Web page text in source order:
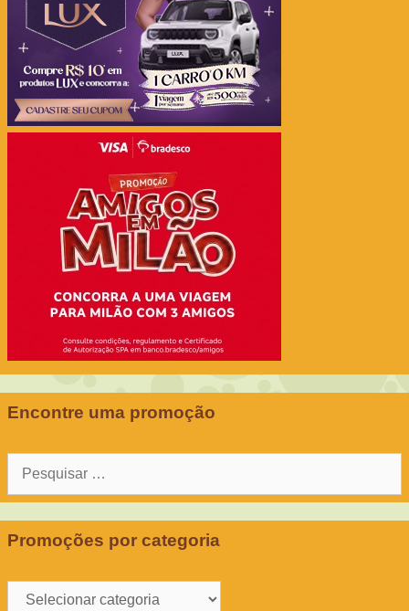
Encontre uma promoção
Pesquisar
Promoções por categoria
Promoções